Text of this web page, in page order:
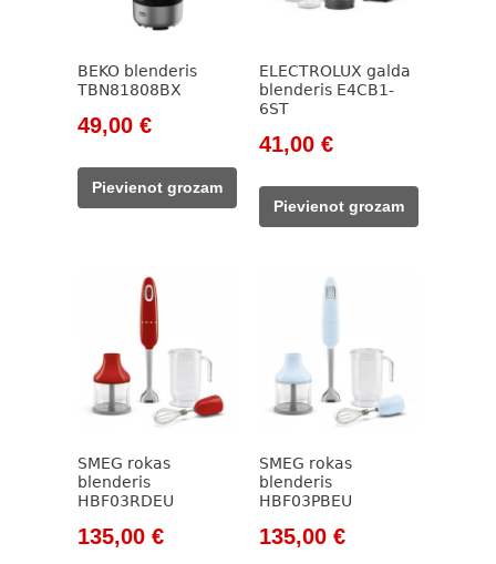
BEKO blenderis
TBN81808BX
Original
was:
785,00 €.
49,00 €Current
Pievienot grozam
ELECTROLUX galda
blenderis E4CB1-
6ST
Original
was:
101,00 €.
41,00 €Current
Pievienot grozam
SMEG rokas
blenderis
HBF03RDEU
Original
135,00 €Current
SMEG rokas
blenderis
HBF03PBEU
Original
135,00 €Current